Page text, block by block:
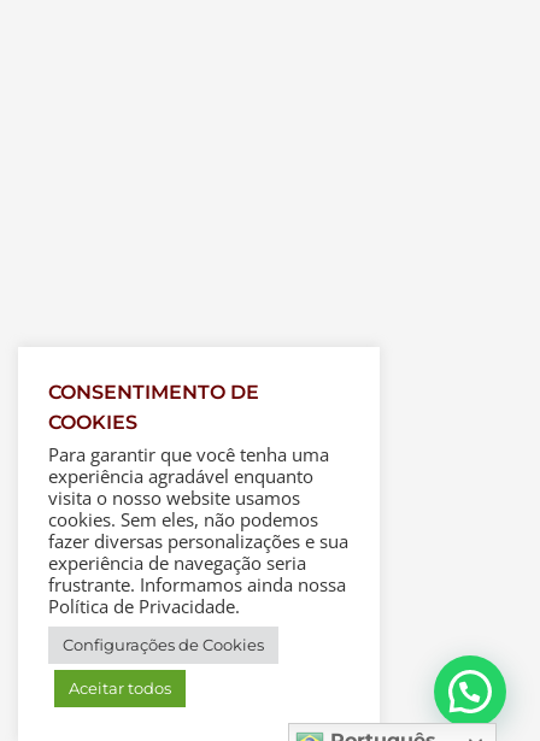
CONSENTIMENTO DE
COOKIES
Para garantir que você tenha uma
experiência agradável enquanto
visita o nosso website usamos
cookies. Sem eles, não podemos
fazer diversas personalizações e sua
experiência de navegação seria
frustrante. Informamos ainda nossa
Política de Privacidade.
Configurações de Cookies
Aceitar todos